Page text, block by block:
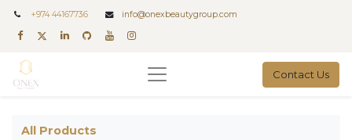
+974 44167736 info@onexbeautygroup.com
Contact Us
All Products